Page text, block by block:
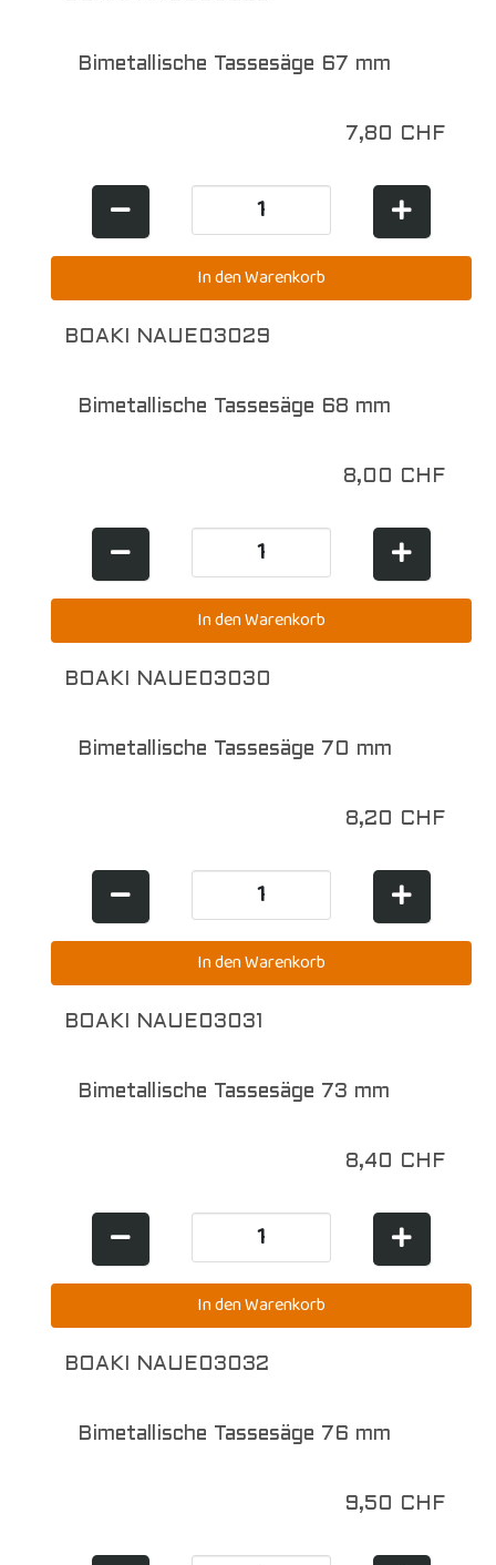
Bimetallische Tassesäge 67 mm
7,80 CHF
BOAKI NAUE03029
Bimetallische Tassesäge 68 mm
8,00 CHF
BOAKI NAUE03030
Bimetallische Tassesäge 70 mm
8,20 CHF
BOAKI NAUE03031
Bimetallische Tassesäge 73 mm
8,40 CHF
BOAKI NAUE03032
Bimetallische Tassesäge 76 mm
9,50 CHF